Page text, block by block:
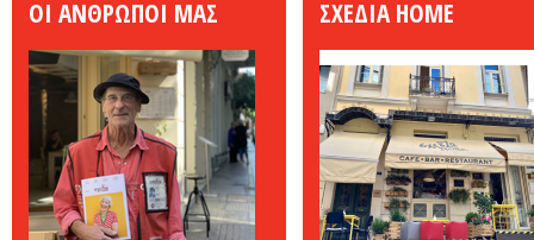
ΟΙ ΑΝΘΡΩΠΟΙ ΜΑΣ ΣΧΕΔΙΑ HOME